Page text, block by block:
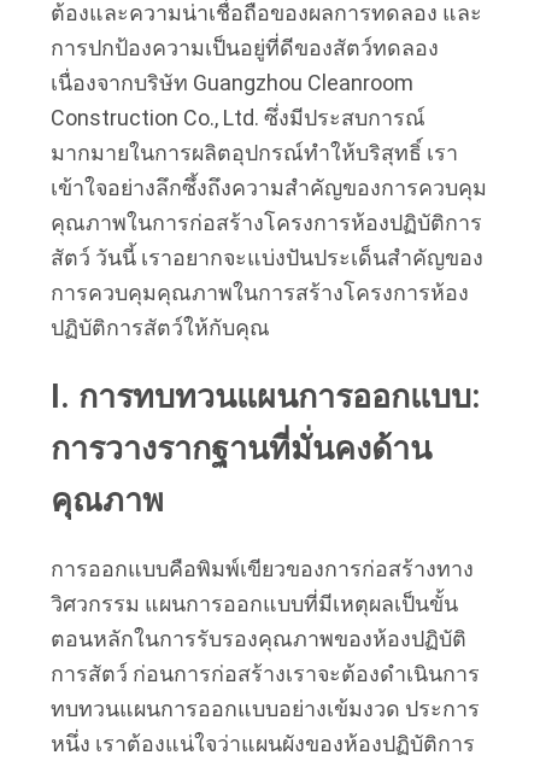
ติดต่อ
ข่าว
กรณี
ขอ
ทุน
เว็บไซต์
นโยบาย
ความ
ต้องและความน่าเชื่อถือของผลการทดลอง และ
การปกป้องความเป็นอยู่ที่ดีของสัตว์ทดลอง
เนื่องจากบริษัท Guangzhou Cleanroom
Construction Co., Ltd. ซึ่งมีประสบการณ์
มากมายในการผลิตอุปกรณ์ทำให้บริสุทธิ์ เรา
เข้าใจอย่างลึกซึ้งถึงความสำคัญของการควบคุม
คุณภาพในการก่อสร้างโครงการห้องปฏิบัติการ
สัตว์ วันนี้ เราอยากจะแบ่งปันประเด็นสำคัญของ
การควบคุมคุณภาพในการสร้างโครงการห้อง
ปฏิบัติการสัตว์ให้กับคุณ
I. การทบทวนแผนการออกแบบ:
การวางรากฐานที่มั่นคงด้าน
คุณภาพ
การออกแบบคือพิมพ์เขียวของการก่อสร้างทาง
วิศวกรรม แผนการออกแบบที่มีเหตุผลเป็นขั้น
ตอนหลักในการรับรองคุณภาพของห้องปฏิบัติ
การสัตว์ ก่อนการก่อสร้างเราจะต้องดำเนินการ
ทบทวนแผนการออกแบบอย่างเข้มงวด ประการ
หนึ่ง เราต้องแน่ใจว่าแผนผังของห้องปฏิบัติการ